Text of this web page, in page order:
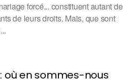
forcé... constituent autant de
de leurs droits. Mais, que sont
où en sommes-nous